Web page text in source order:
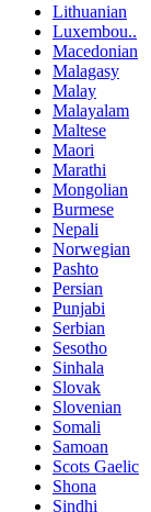
Lithuanian
Luxembou..
Macedonian
Malagasy
Malay
Malayalam
Maltese
Maori
Marathi
Mongolian
Burmese
Nepali
Norwegian
Pashto
Persian
Punjabi
Serbian
Sesotho
Sinhala
Slovak
Slovenian
Somali
Samoan
Scots Gaelic
Shona
Sindhi